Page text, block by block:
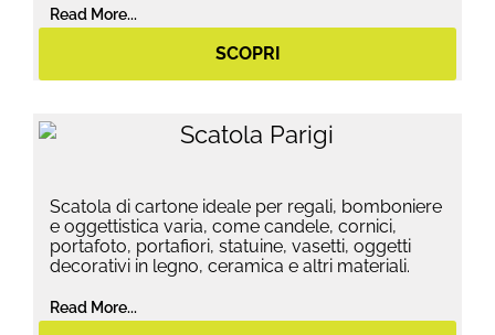
Read More...
SCOPRI
Scatola di cartone ideale per regali, bomboniere
e oggettistica varia, come candele, cornici,
portafoto, portafiori, statuine, vasetti, oggetti
decorativi in legno, ceramica e altri materiali.
Read More...